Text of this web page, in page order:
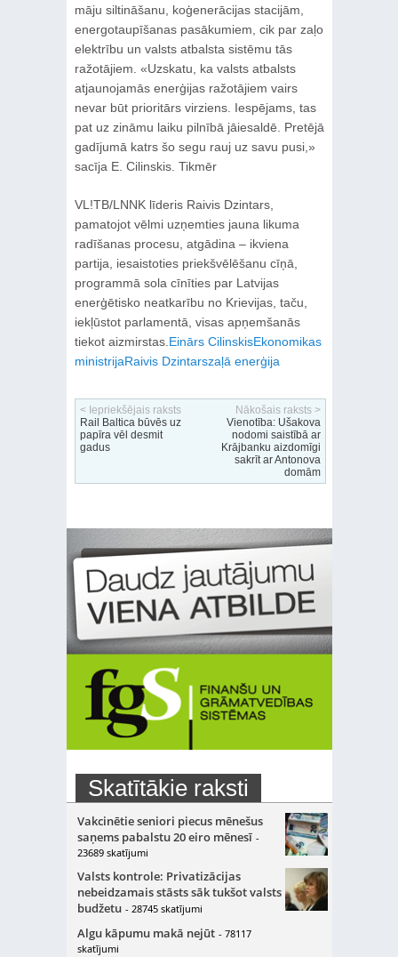
māju siltināšanu, koģenerācijas stacijām,
energotaupīšanas pasākumiem, cik par zaļo
elektrību un valsts atbalsta sistēmu tās
ražotājiem. «Uzskatu, ka valsts atbalsts
atjaunojamās enerģijas ražotājiem vairs
nevar būt prioritārs virziens. Iespējams, tas
pat uz zināmu laiku pilnībā jāiesaldē. Pretējā
gadījumā katrs šo segu rauj uz savu pusi,»
sacīja E. Cilinskis. Tikmēr
VL!TB/LNNK līderis Raivis Dzintars,
pamatojot vēlmi uzņemties jauna likuma
radīšanas procesu, atgādina – ikviena
partija, iesaistoties priekšvēlēšanu cīņā,
programmā sola cīnīties par Latvijas
enerģētisko neatkarību no Krievijas, taču,
iekļūstot parlamentā, visas apņemšanās
tiekot aizmirstas. Einārs CilinskisEkonomikas
ministrijaRaivis Dzintarszaļā enerģija
< Iepriekšējais raksts
Rail Baltica būvēs uz
papīra vēl desmit
gadus
Nākošais raksts >
Vienotība: Ušakova
nodomi saistībā ar
Krājbanku aizdomīgi
sakrīt ar Antonova
domām
Skatītākie raksti
Vakcinētie seniori piecus mēnešus
saņems pabalstu 20 eiro mēnesī -
23689 skatījumi
Valsts kontrole: Privatizācijas
nebeidzamais stāsts sāk tukšot valsts
budžetu - 28745 skatījumi
Algu kāpumu makā nejūt - 78117
skatījumi